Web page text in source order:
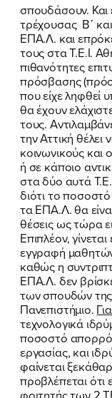
σπουδάσουν. Και
τρέχουσας Β΄
ΕΠΑ.Λ. και
τους στα Τ.Ε.Ι.
πιθανότητες
πρόσβασης
που είχε ληφθεί
θα έχουν
τους.
την Αττική
κοινωνικούς και
ή σε κάποιο
στα δύο αυτά
διότι το
τα ΕΠΑ.Λ. θα
θέσεις ως τώρα
Επιπλέον,
εγγραφή
καθώς η
ΕΠΑ.Λ. δεν
των σπουδών
Πανεπιστήμιο.
τεχνολογικά
ποσοστό
εργασίας, και
φαίνεται
προβλέπεται ότι
φοιτητής των 2